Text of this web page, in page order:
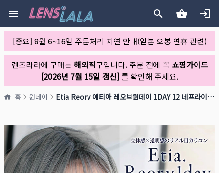
[중요] 8월 6~16일 주문처리 지연 안내(일본 오봉 연휴 관련)
렌즈라라에 구매는 해외직구입니다. 주문 전에 꼭 쇼핑가이드
[2026년 7월 15일 갱신]를 확인해 주세요.
홈 원데이 Etia Reorv 에티아 레오브원데이 1DAY 12 네프라이트(1박스 10개들이)